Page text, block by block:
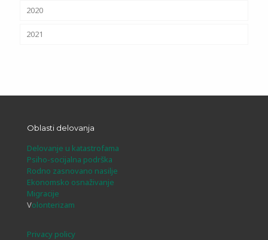
2020
2021
Oblasti delovanja
Delovanje u katastrofama
Psiho-socijalna podrška
Rodno zasnovano nasilje
Ekonomsko osnaživanje
Migracije
Volonterizam
Privacy policy